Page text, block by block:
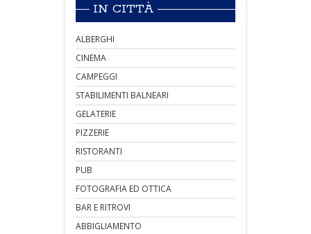
IN CITTÀ
ALBERGHI
CINEMA
CAMPEGGI
STABILIMENTI BALNEARI
GELATERIE
PIZZERIE
RISTORANTI
PUB
FOTOGRAFIA ED OTTICA
BAR E RITROVI
ABBIGLIAMENTO